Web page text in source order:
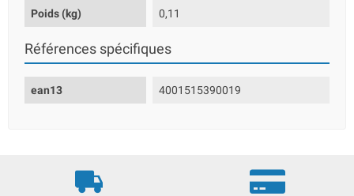
Poids (kg) 0,11
Références spécifiques
ean13 4001515390019